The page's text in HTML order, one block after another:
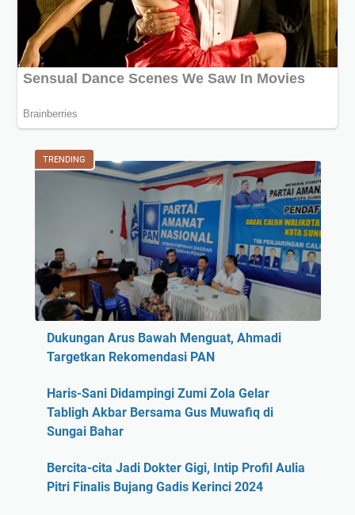
TRENDING
Dukungan Arus Bawah Menguat, Ahmadi
Targetkan Rekomendasi PAN
Haris-Sani Didampingi Zumi Zola Gelar
Tabligh Akbar Bersama Gus Muwafiq di
Sungai Bahar
Bercita-cita Jadi Dokter Gigi, Intip Profil Aulia
Pitri Finalis Bujang Gadis Kerinci 2024